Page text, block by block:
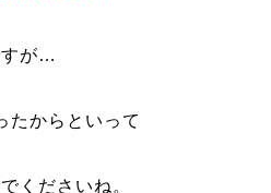
すが…
たからといって
くださいね。